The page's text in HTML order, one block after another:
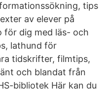
tips
av elever på
för dig med läs- och
lathund för
tidskrifter, filmtips,
och blandat från
bibliotek Här kan du